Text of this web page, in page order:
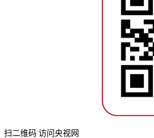
扫二维码 访问央视网